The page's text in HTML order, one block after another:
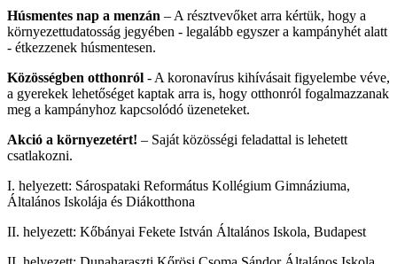
Húsmentes nap a menzán – A résztvevőket arra kértük, hogy a
környezettudatosság jegyében - legalább egyszer a kampányhét alatt
- étkezzenek húsmentesen.
Közösségben otthonról - A koronavírus kihívásait figyelembe véve,
a gyerekek lehetőséget kaptak arra is, hogy otthonról fogalmazzanak
meg a kampányhoz kapcsolódó üzeneteket.
Akció a környezetért! – Saját közösségi feladattal is lehetett
csatlakozni.
I. helyezett: Sárospataki Református Kollégium Gimnáziuma,
Általános Iskolája és Diákotthona
II. helyezett: Kőbányai Fekete István Általános Iskola, Budapest